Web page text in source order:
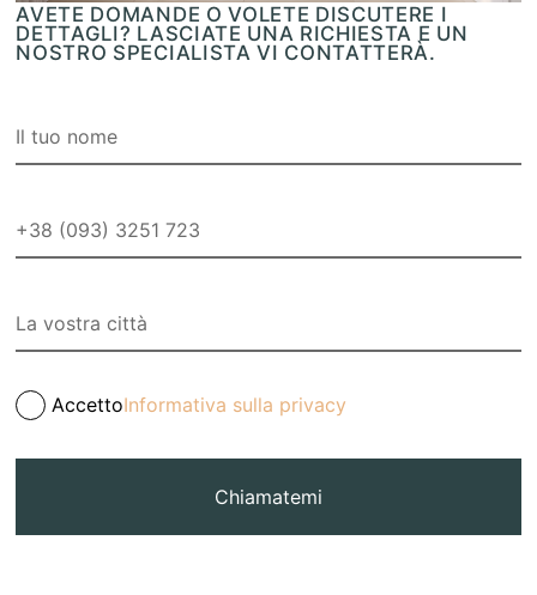
AVETE DOMANDE O VOLETE DISCUTERE I
DETTAGLI? LASCIATE UNA RICHIESTA E UN
NOSTRO SPECIALISTA VI CONTATTERÀ.
AccettoInformativa sulla privacy
Chiamatemi